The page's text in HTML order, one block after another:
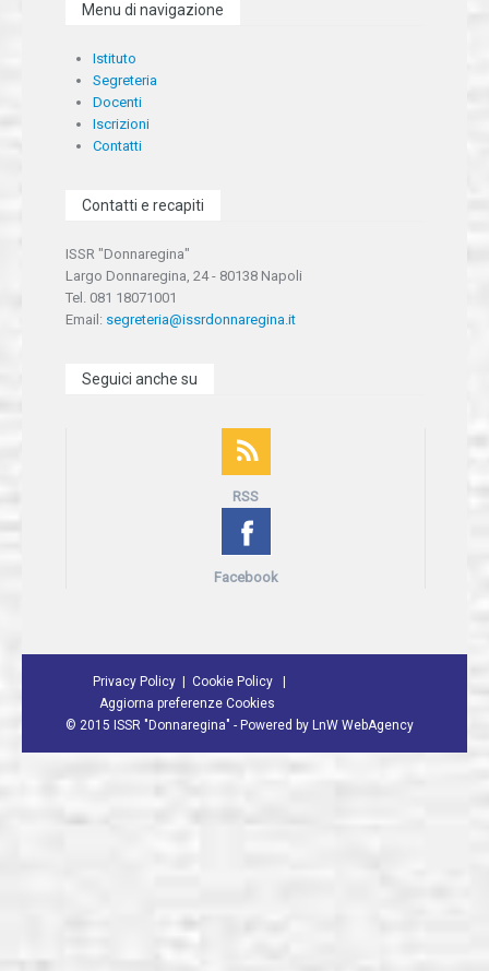
Menu di navigazione
Istituto
Segreteria
Docenti
Iscrizioni
Contatti
Contatti e recapiti
ISSR "Donnaregina"
Largo Donnaregina, 24 - 80138 Napoli
Tel. 081 18071001
Email: segreteria@issrdonnaregina.it
Seguici anche su
RSS
Facebook
Privacy Policy
Cookie Policy
Aggiorna preferenze Cookies
© 2015 ISSR "Donnaregina" - Powered by LnW WebAgency